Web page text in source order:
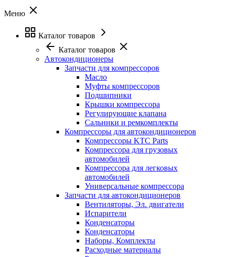
Меню
Каталог товаров
Каталог товаров
Автокондиционеры
Запчасти для компрессоров
Масло
Муфты компрессоров
Подшипники
Крышки компрессора
Регулирующие клапана
Сальники и ремкомплекты
Компрессоры для автокондиционеров
Компрессоры KTC Parts
Компрессора для грузовых
автомобилей
Компрессора для легковых
автомобилей
Универсальные компрессора
Запчасти для автокондиционеров
Вентиляторы, Эл. двигатели
Испарители
Конденсаторы
Конденсаторы
Наборы, Комплекты
Расходные материалы